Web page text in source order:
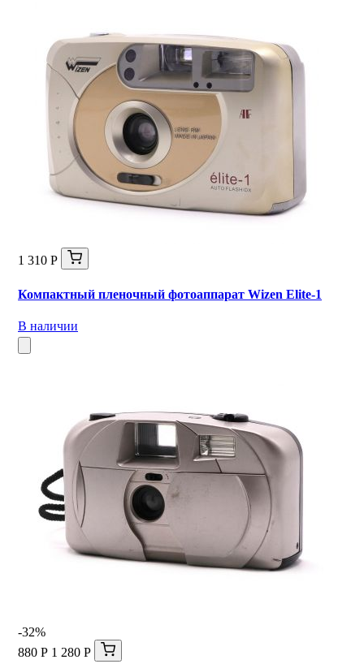
1 310 Р
Компактный пленочный фотоаппарат Wizen Elite-1
В наличии
-32%
880 Р 1 280 Р